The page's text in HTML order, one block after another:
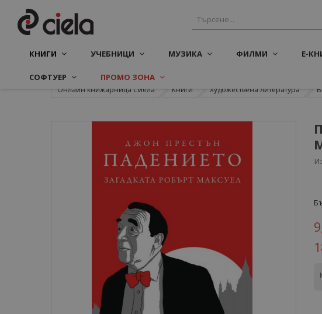
КНИГИ УЧЕБНИЦИ МУЗИКА ФИЛМИ Е-
СОФТУЕР ПРОМО ЗОНА
Онлайн книжарница Сиела Книги Художествена литература